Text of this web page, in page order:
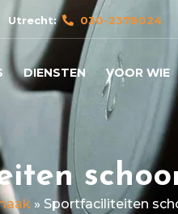
Utrecht: 030-2378024
DIENSTEN VOOR WIE
» Sportfaciliteiten